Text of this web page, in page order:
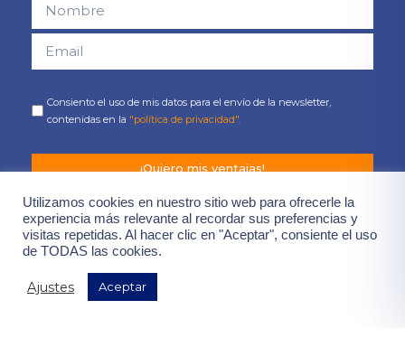
Consiento el uso de mis datos para el envío de la newsletter,
contenidas en la "política de privacidad".
¡Quiero mis ventajas!
Utilizamos cookies en nuestro sitio web para ofrecerle la
experiencia más relevante al recordar sus preferencias y
visitas repetidas. Al hacer clic en "Aceptar", consiente el uso
de TODAS las cookies.
Ajustes Aceptar